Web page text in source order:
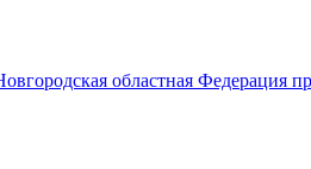
областная Федерация